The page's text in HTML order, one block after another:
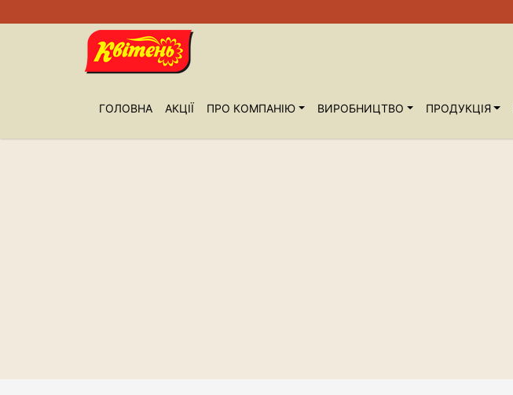
ГОЛОВНА АКЦІЇ ПРО КОМПАНIЮ ВИРОБНИЦТВО ПРОДУКЦІЯ